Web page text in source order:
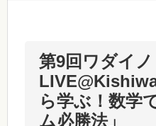
第9回ワダイノ
ら学ぶ！数学
ム必勝法」